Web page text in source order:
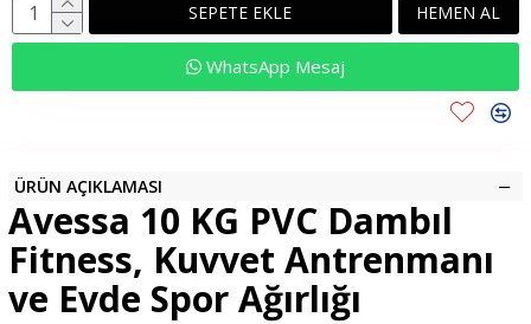
SEPETE EKLE HEMEN AL
WhatsApp Mesaj
ÜRÜN AÇIKLAMASI
Avessa 10 KG PVC Dambıl
Fitness, Kuvvet Antrenmanı
ve Evde Spor Ağırlığı